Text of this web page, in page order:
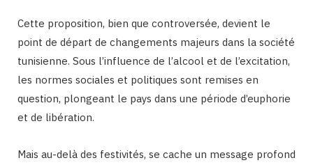
Cette proposition, bien que controversée, devient le
point de départ de changements majeurs dans la société
tunisienne. Sous l’influence de l’alcool et de l’excitation,
les normes sociales et politiques sont remises en
question, plongeant le pays dans une période d’euphorie
et de libération.
Mais au-delà des festivités, se cache un message profond